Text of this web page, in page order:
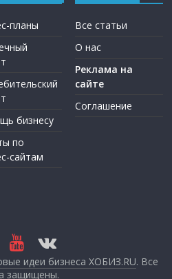
планы
бизнесу
по
сайтам
Все статьи
О нас
Реклама на
сайте
Соглашение
идеи бизнеса ХОБИЗ.RU. Все
защищены.